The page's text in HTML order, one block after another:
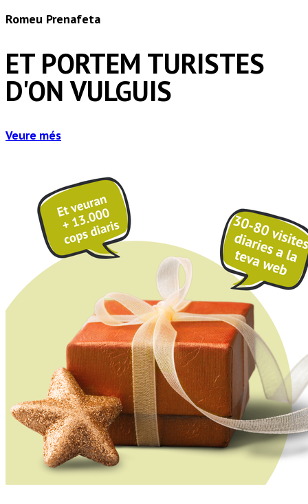
Romeu Prenafeta
ET PORTEM TURISTES
D'ON VULGUIS
Veure més